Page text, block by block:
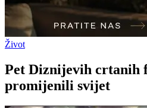
Život
Pet Diznijevih crtanih
promijenili svijet